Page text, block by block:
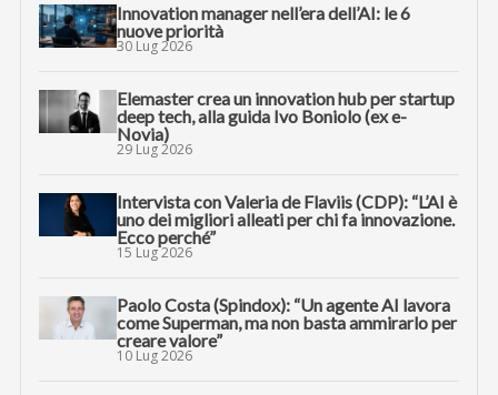
Innovation manager nell’era dell’AI: le 6
nuove priorità
30 Lug 2026
Elemaster crea un innovation hub per startup
deep tech, alla guida Ivo Boniolo (ex e-
Novia)
29 Lug 2026
Intervista con Valeria de Flaviis (CDP): “L’AI è
uno dei migliori alleati per chi fa innovazione.
Ecco perché”
15 Lug 2026
Paolo Costa (Spindox): “Un agente AI lavora
come Superman, ma non basta ammirarlo per
creare valore”
10 Lug 2026